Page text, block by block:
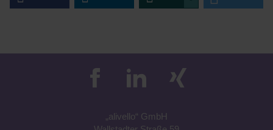
„alivello“ GmbH